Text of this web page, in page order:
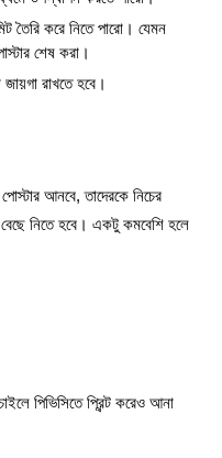
তৈরি করে নিতে পারো। যেমন
শেষ করা।
রাখতে হবে।
পোস্টার আনবে, তাদেরকে নিচের
নিতে হবে। একটু কমবেশি হলে
পিভিসিতে প্রিন্ট করেও আনা